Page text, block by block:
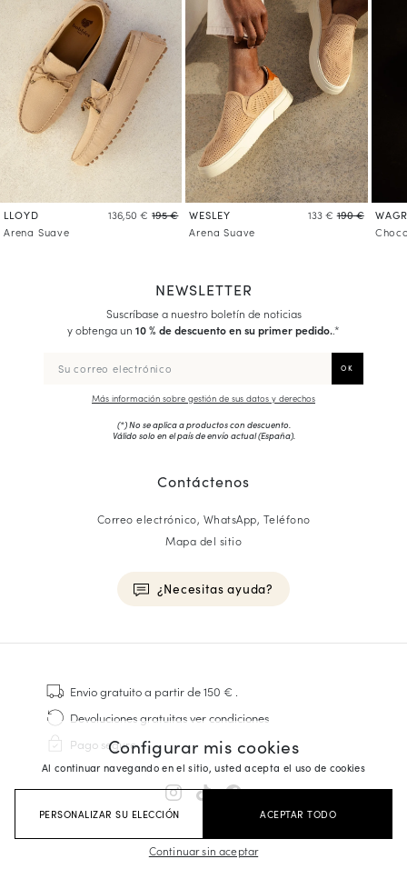
LLOYD 136,50 € 195 €
Arena Suave
WESLEY 133 € 190 €
Arena Suave
Configurar mis cookies
Al continuar navegando en el sitio, usted acepta el uso de cookies
PERSONALIZAR SU ELECCIÓN ACEPTAR TODO
Continuar sin aceptar
NEWSLETTER
Suscríbase a nuestro boletín de noticias
y obtenga un 10 % de descuento en su primer pedido..*
Más información sobre gestión de sus datos y derechos
(*) No se aplica a productos con descuento.
Válido solo en el país de envío actual (España).
Contáctenos
Correo electrónico, WhatsApp, Teléfono
Mapa del sitio
¿Necesitas ayuda?
Zapatillas
Cosido Goodyear
Derbies y Richelieu
Zapatos Richelieu Hombre
Mocasines
Sandalias y Alpargatas
Maletines Business
Zapatillas Blancas Hombre
Envio gratuitoa partir de 150 € .
Devoluciones gratuitasver condiciones
Pago seguro